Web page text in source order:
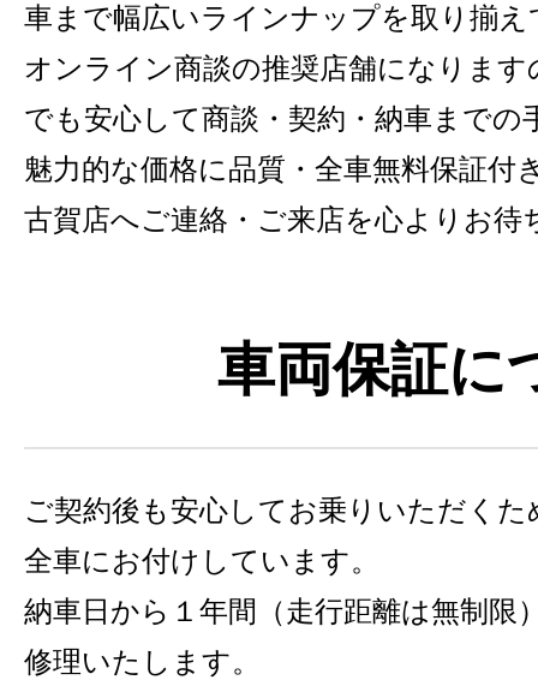
車まで幅広いラインナップを取り揃
オンライン商談の推奨店舗になりま
でも安心して商談・契約・納車まで
魅力的な価格に品質・全車無料保証付
古賀店へご連絡・ご来店を心よりお待
車両保証に
ご契約後も安心してお乗りいただく
全車にお付けしています。
納車日から１年間（走行距離は無制限
修理いたします。